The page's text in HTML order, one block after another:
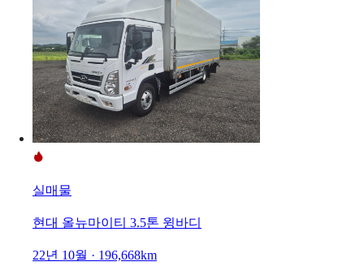
실매물
현대 올뉴마이티 3.5톤 윙바디
22년 10월 · 196,668km